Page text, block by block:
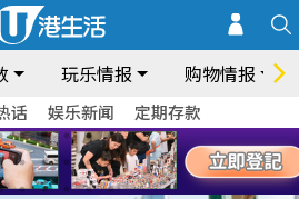
玩乐情报 购物情报
话 娱乐新闻 定期存款